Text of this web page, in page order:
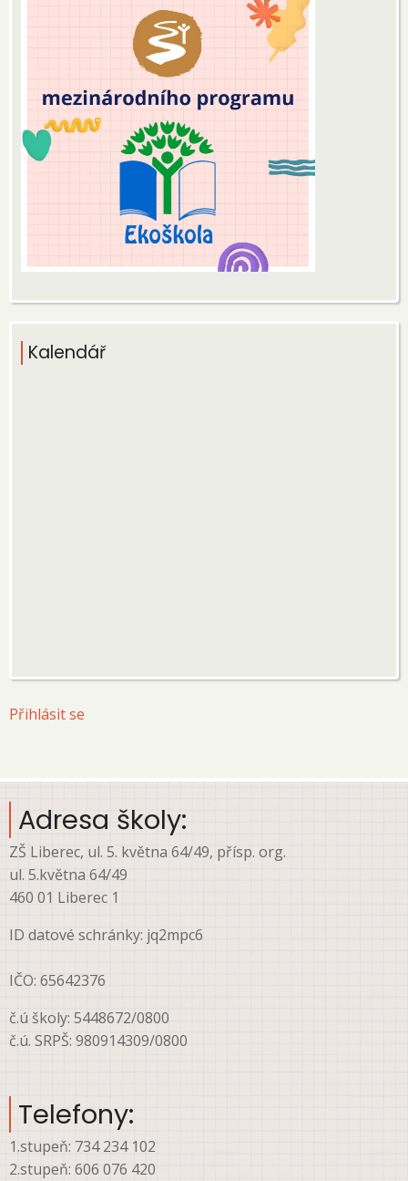
Kalendář
User
menu
Přihlásit se
Adresa školy:
ZŠ Liberec, ul. 5. května 64/49, přísp. org.
ul. 5.května 64/49
460 01 Liberec 1
ID datové schránky: jq2mpc6
IČO: 65642376
č.ú školy: 5448672/0800
č.ú. SRPŠ: 980914309/0800
Telefony:
1.stupeň: 734 234 102
2.stupeň: 606 076 420